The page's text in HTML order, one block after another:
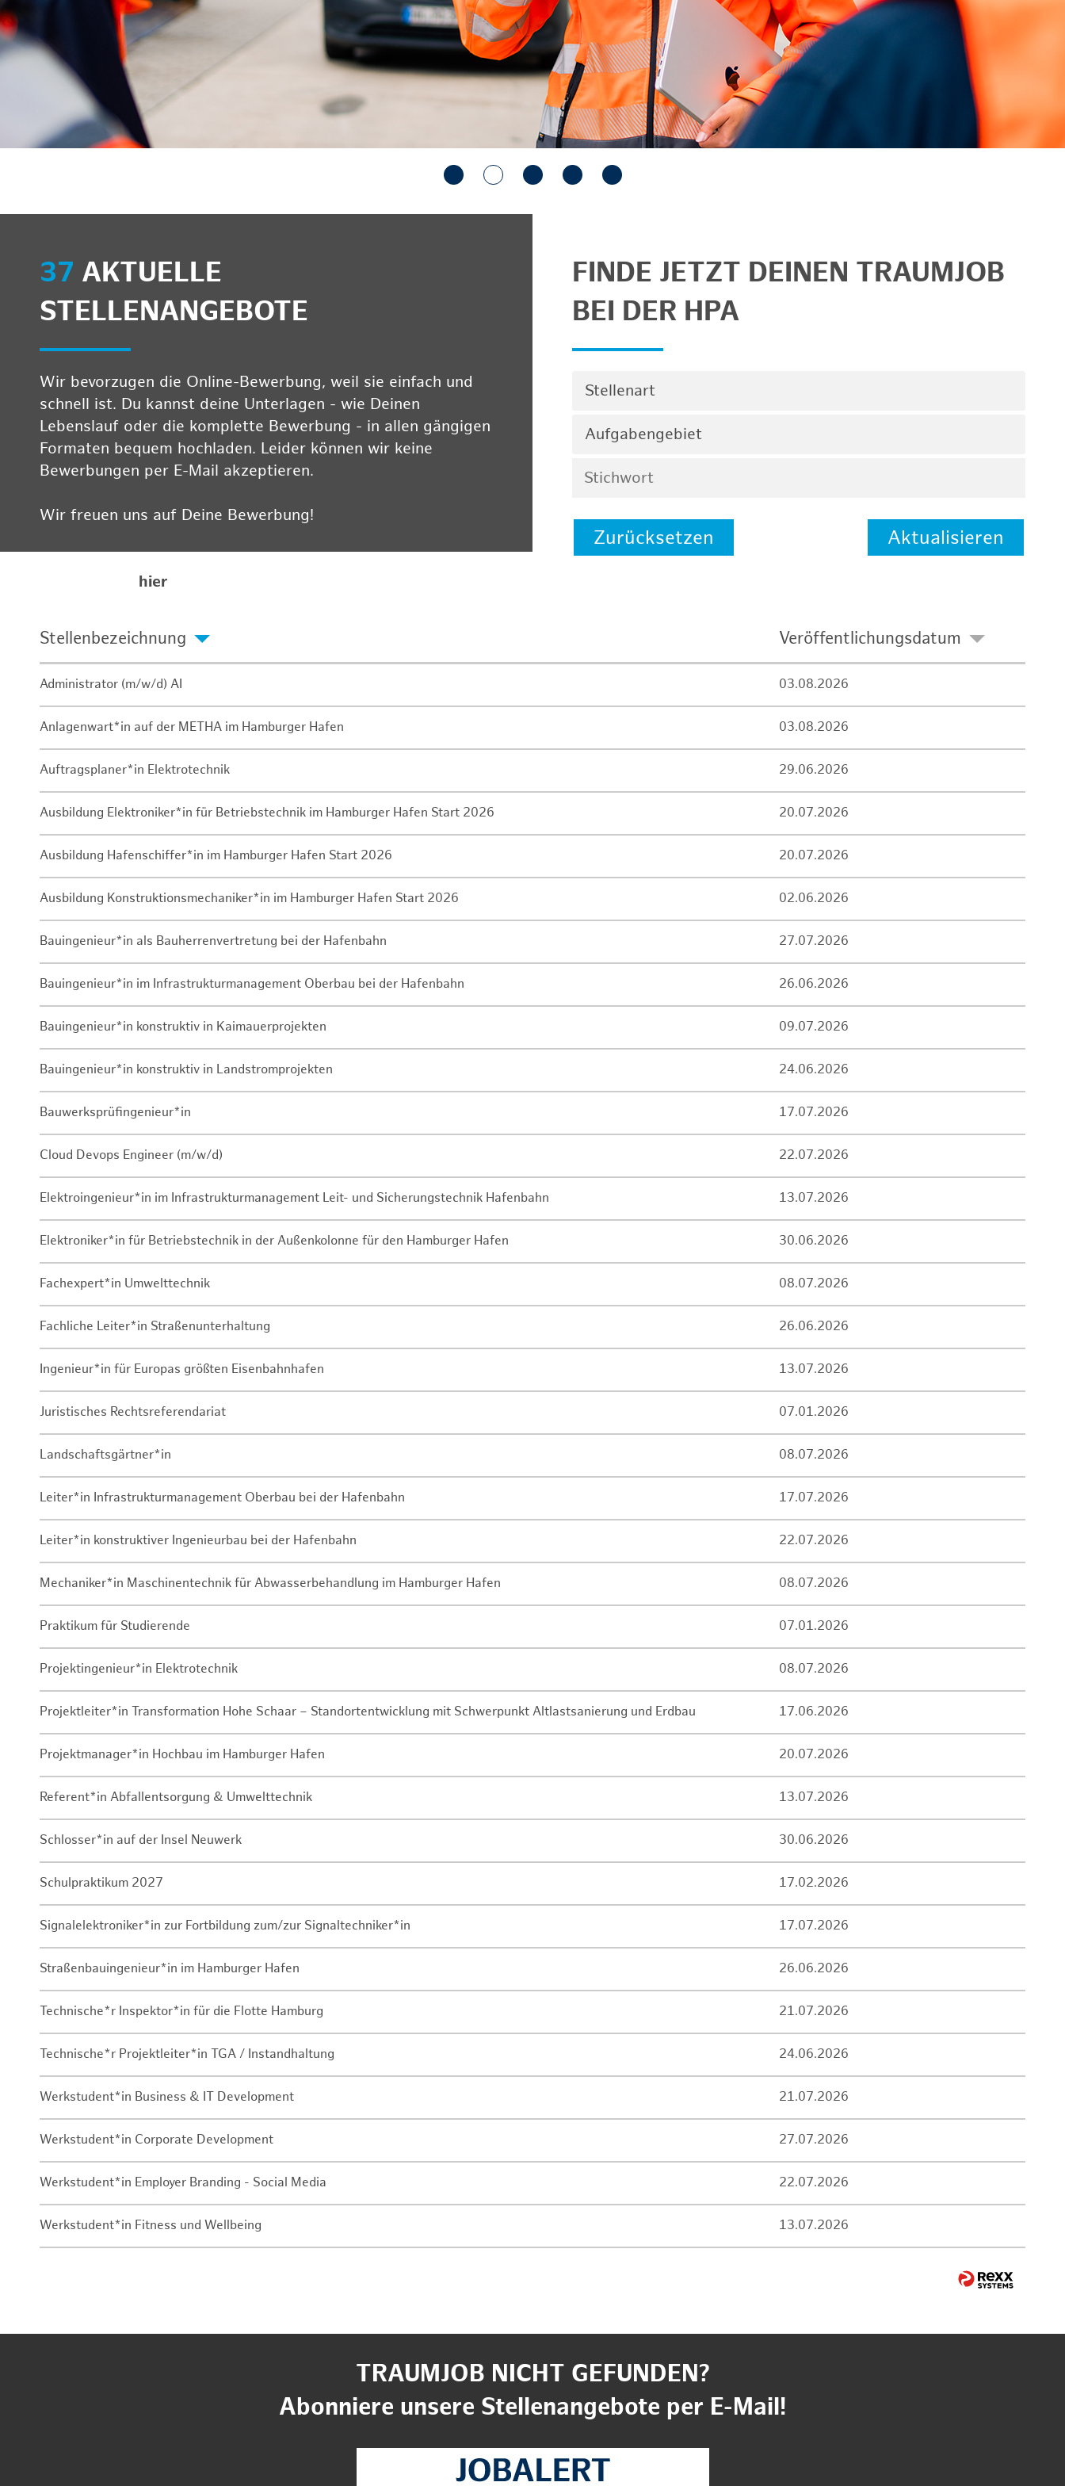
anzeigen/schließen
37 AKTUELLE
STELLENANGEBOTE
Wir bevorzugen die Online-Bewerbung, weil sie einfach und
schnell ist. Du kannst deine Unterlagen - wie Deinen
Lebenslauf oder die komplette Bewerbung - in allen gängigen
Formaten bequem hochladen. Leider können wir keine
Bewerbungen per E-Mail akzeptieren.
Wir freuen uns auf Deine Bewerbung!
hier
FINDE JETZT DEINEN TRAUMJOB
BEI DER HPA
Stellenart
Aufgabengebiet
Zurücksetzen Aktualisieren
Stellenbezeichnung Veröffentlichungsdatum
Administrator (m/w/d) AI 03.08.2026
Anlagenwart*in auf der METHA im Hamburger Hafen 03.08.2026
Auftragsplaner*in Elektrotechnik 29.06.2026
Ausbildung Elektroniker*in für Betriebstechnik im Hamburger Hafen Start 2026 20.07.2026
Ausbildung Hafenschiffer*in im Hamburger Hafen Start 2026 20.07.2026
Ausbildung Konstruktionsmechaniker*in im Hamburger Hafen Start 2026 02.06.2026
Bauingenieur*in als Bauherrenvertretung bei der Hafenbahn 27.07.2026
Bauingenieur*in im Infrastrukturmanagement Oberbau bei der Hafenbahn 26.06.2026
Bauingenieur*in konstruktiv in Kaimauerprojekten 09.07.2026
Bauingenieur*in konstruktiv in Landstromprojekten 24.06.2026
Bauwerksprüfingenieur*in 17.07.2026
Cloud Devops Engineer (m/w/d) 22.07.2026
Elektroingenieur*in im Infrastrukturmanagement Leit- und Sicherungstechnik Hafenbahn 13.07.2026
Elektroniker*in für Betriebstechnik in der Außenkolonne für den Hamburger Hafen 30.06.2026
Fachexpert*in Umwelttechnik 08.07.2026
Fachliche Leiter*in Straßenunterhaltung 26.06.2026
Ingenieur*in für Europas größten Eisenbahnhafen 13.07.2026
Juristisches Rechtsreferendariat 07.01.2026
Landschaftsgärtner*in 08.07.2026
Leiter*in Infrastrukturmanagement Oberbau bei der Hafenbahn 17.07.2026
Leiter*in konstruktiver Ingenieurbau bei der Hafenbahn 22.07.2026
Mechaniker*in Maschinentechnik für Abwasserbehandlung im Hamburger Hafen 08.07.2026
Praktikum für Studierende 07.01.2026
Projektingenieur*in Elektrotechnik 08.07.2026
Projektleiter*in Transformation Hohe Schaar – Standortentwicklung mit Schwerpunkt Altlastsanierung und Erdbau 17.06.2026
Projektmanager*in Hochbau im Hamburger Hafen 20.07.2026
Referent*in Abfallentsorgung & Umwelttechnik 13.07.2026
Schlosser*in auf der Insel Neuwerk 30.06.2026
Schulpraktikum 2027 17.02.2026
Signalelektroniker*in zur Fortbildung zum/zur Signaltechniker*in 17.07.2026
Straßenbauingenieur*in im Hamburger Hafen 26.06.2026
Technische*r Inspektor*in für die Flotte Hamburg 21.07.2026
Technische*r Projektleiter*in TGA / Instandhaltung 24.06.2026
Werkstudent*in Business & IT Development 21.07.2026
Werkstudent*in Corporate Development 27.07.2026
Werkstudent*in Employer Branding - Social Media 22.07.2026
Werkstudent*in Fitness und Wellbeing 13.07.2026
TRAUMJOB NICHT GEFUNDEN?
Abonniere unsere Stellenangebote per E-Mail!